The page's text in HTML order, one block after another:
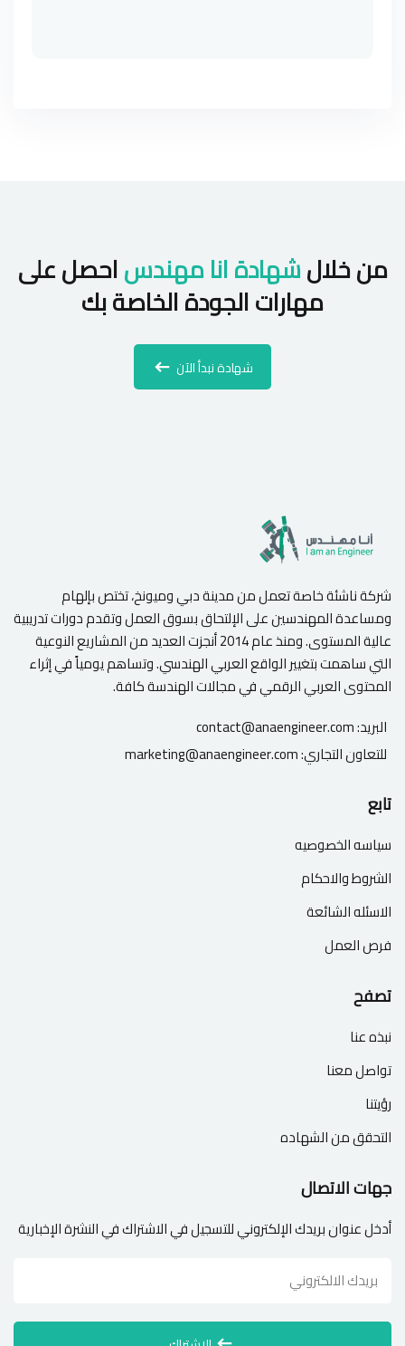
من خلالشهادة انا مهندساحصل على
مهارات الجودة الخاصة بك
شهادة نبدأ الآن
شركة ناشئة خاصة تعمل من مدينة دبي وميونخ، تختص بإلهام
ومساعدة المهندسين على الإلتحاق بسوق العمل وتقدم دورات تدريبية
عالية المستوى. ومنذ عام 2014 أنجزت العديد من المشاريع النوعية
التي ساهمت بتغيير الواقع العربي الهندسي. وتساهم يومياً في إثراء
المحتوى العربي الرقمي في مجالات الهندسة كافة.
البريد:contact@anaengineer.com
للتعاون التجاري:marketing@anaengineer.com
تابع
سياسه الخصوصيه
الشروط والاحكام
الاسئله الشائعة
فرص العمل
تصفح
نبذه عنا
تواصل معنا
رؤيتنا
التحقق من الشهاده
جهات الاتصال
أدخل عنوان بريدك الإلكتروني للتسجيل في الاشتراك في النشرة الإخبارية